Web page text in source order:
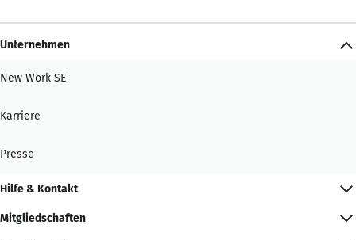
Unternehmen
New Work SE
Karriere
Presse
Hilfe & Kontakt
Mitgliedschaften